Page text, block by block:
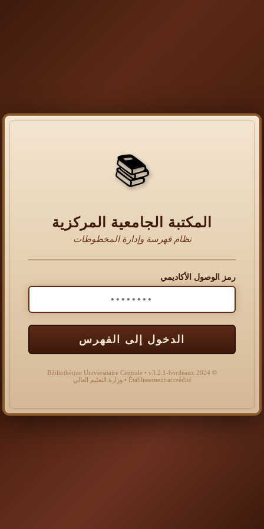
📚
المكتبة الجامعية المركزية
نظام فهرسة وإدارة المخطوطات
رمز الوصول الأكاديمي
الدخول إلى الفهرس
© 2024 Bibliothèque Universitaire Centrale • v3.2.1-bordeaux
Établissement accrédité • وزارة التعليم العالي